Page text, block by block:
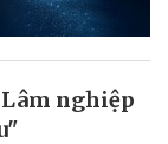
nghiệp